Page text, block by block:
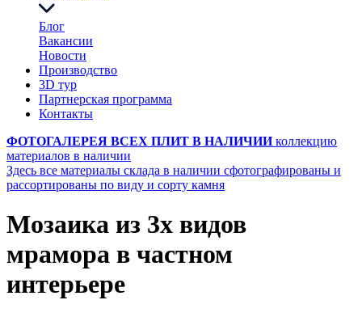
Блог
Вакансии
Новости
Производство
3D тур
Партнерская программа
Контакты
ФОТОГАЛЕРЕЯ ВСЕХ ПЛИТ В НАЛИЧИИ коллекцию
материалов в наличии
Здесь все материалы склада в наличии сфотографированы и
рассортированы по виду и сорту камня
Мозаика из 3х видов
мрамора в частном
интерьере